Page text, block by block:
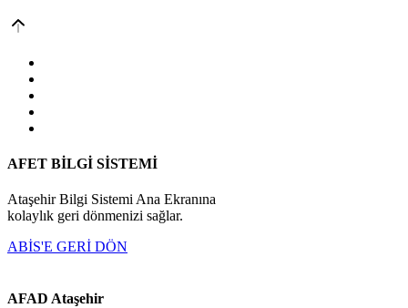
AFET BİLGİ SİSTEMİ
Ataşehir Bilgi Sistemi Ana Ekranına
kolaylık geri dönmenizi sağlar.
ABİS'E GERİ DÖN
AFAD Ataşehir